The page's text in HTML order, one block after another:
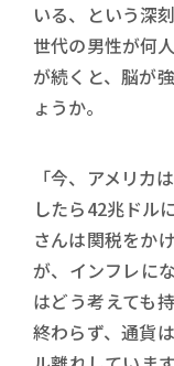
いる、という深
世代の男性が何
が続くと、脳が
ょうか。
「今、アメリカ
したら42兆ドル
さんは関税をか
が、インフレに
はどう考えても
終わらず、通貨